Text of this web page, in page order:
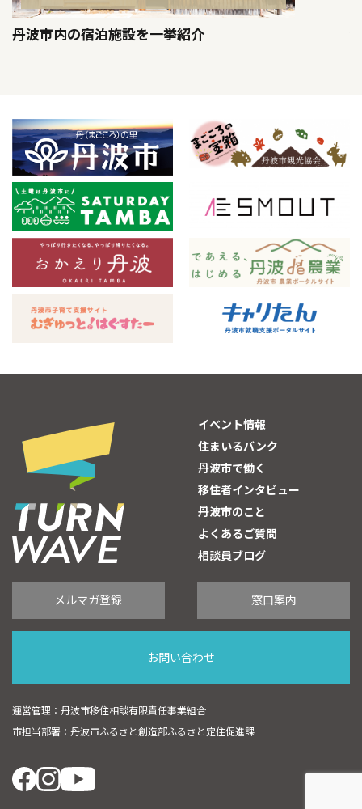
丹波市内の宿泊施設を一挙紹介
イベント情報
住まいるバンク
丹波市で働く
移住者インタビュー
丹波市のこと
よくあるご質問
相談員ブログ
メルマガ登録 窓口案内
お問い合わせ
運営管理：丹波市移住相談有限責任事業組合
市担当部署：丹波市ふるさと創造部ふるさと定住促進課